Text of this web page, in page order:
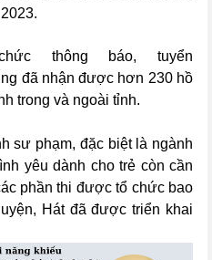
.
thông báo, tuyển
đã nhận được hơn 230 hồ
trong và ngoài tỉnh.
sư phạm, đặc biệt là ngành
yêu dành cho trẻ còn cần
phần thi được tổ chức bao
Hát đã được triển khai